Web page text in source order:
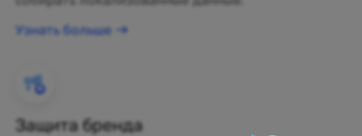
Узнать больше
Защита бренда